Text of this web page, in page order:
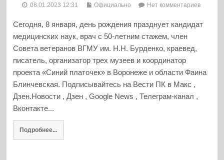
08.01.2023 12:31 Официально Нет комментариев
Сегодня, 8 января, день рождения празднует кандидат
медицинских наук, врач с 50-летним стажем, член
Совета ветеранов ВГМУ им. Н.Н. Бурденко, краевед,
писатель, организатор трех музеев и координатор
проекта «Синий платочек» в Воронеже и области Фаина
Блинчевская. Подписывайтесь на Вести ПК в Макс ,
Дзен.Новости , Дзен , Google News , Телеграм-канал ,
Вконтакте...
Подробнее...